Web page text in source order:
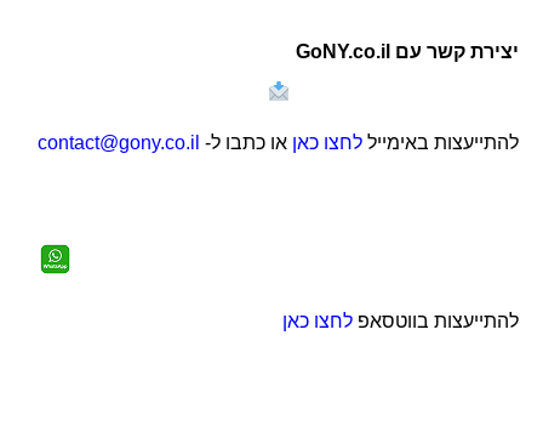
יצירת קשר עם GoNY.co.il
להתייעצות באימייל לחצו כאן או כתבו ל- contact@gony.co.il
להתייעצות בווטסאפ לחצו כאן